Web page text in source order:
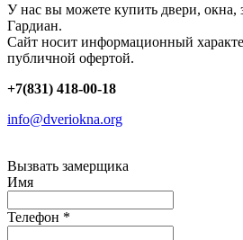
У нас вы можете купить двери, окна,
Гардиан.
Сайт носит информационный
публичной офертой.
+7(831) 418-00-18
info@dveriokna.org
Вызвать замерщика
Имя
Телефон *